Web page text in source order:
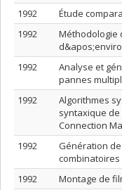
1992
Étude
1992
Méthodologie
1992
Analyse et
pannes
1992
Algorithmes
syntaxique
Connection
1992
Génération
1992
Montage de